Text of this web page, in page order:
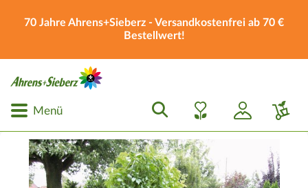
70 Jahre Ahrens+Sieberz - Versandkostenfrei ab 70 €
Bestellwert!
Menü